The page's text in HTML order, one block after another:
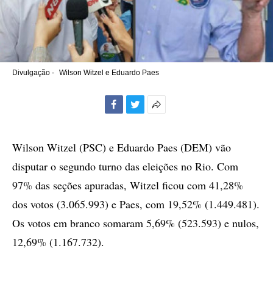
Divulgação - Wilson Witzel e Eduardo Paes
compartilhamento
Wilson Witzel (PSC) e Eduardo Paes (DEM) vão
disputar o segundo turno das eleições no Rio. Com
97% das seções apuradas, Witzel ficou com 41,28%
dos votos (3.065.993) e Paes, com 19,52% (1.449.481).
Os votos em branco somaram 5,69% (523.593) e nulos,
12,69% (1.167.732).